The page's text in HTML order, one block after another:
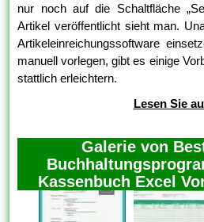
nur noch auf die Schaltfläche
Artikel veröffentlicht sieht man.
Artikeleinreichungssoftware
manuell vorlegen, gibt es einige
stattlich erleichtern.
Lesen Sie
Galerie von
Kassenbuch Excel